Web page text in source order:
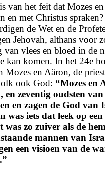
van het feit dat Mozes
en met Christus
de Wet en de
Jehovah, althans voor
van vlees en bloed in de
kan komen. In het 24e
Mozes en Aäron, de
ook God: “Mozes en
en zeventig oudsten van
en zagen de God van
was iets dat leek op een
was zo zuiver als de
mannen van
een visioen van de